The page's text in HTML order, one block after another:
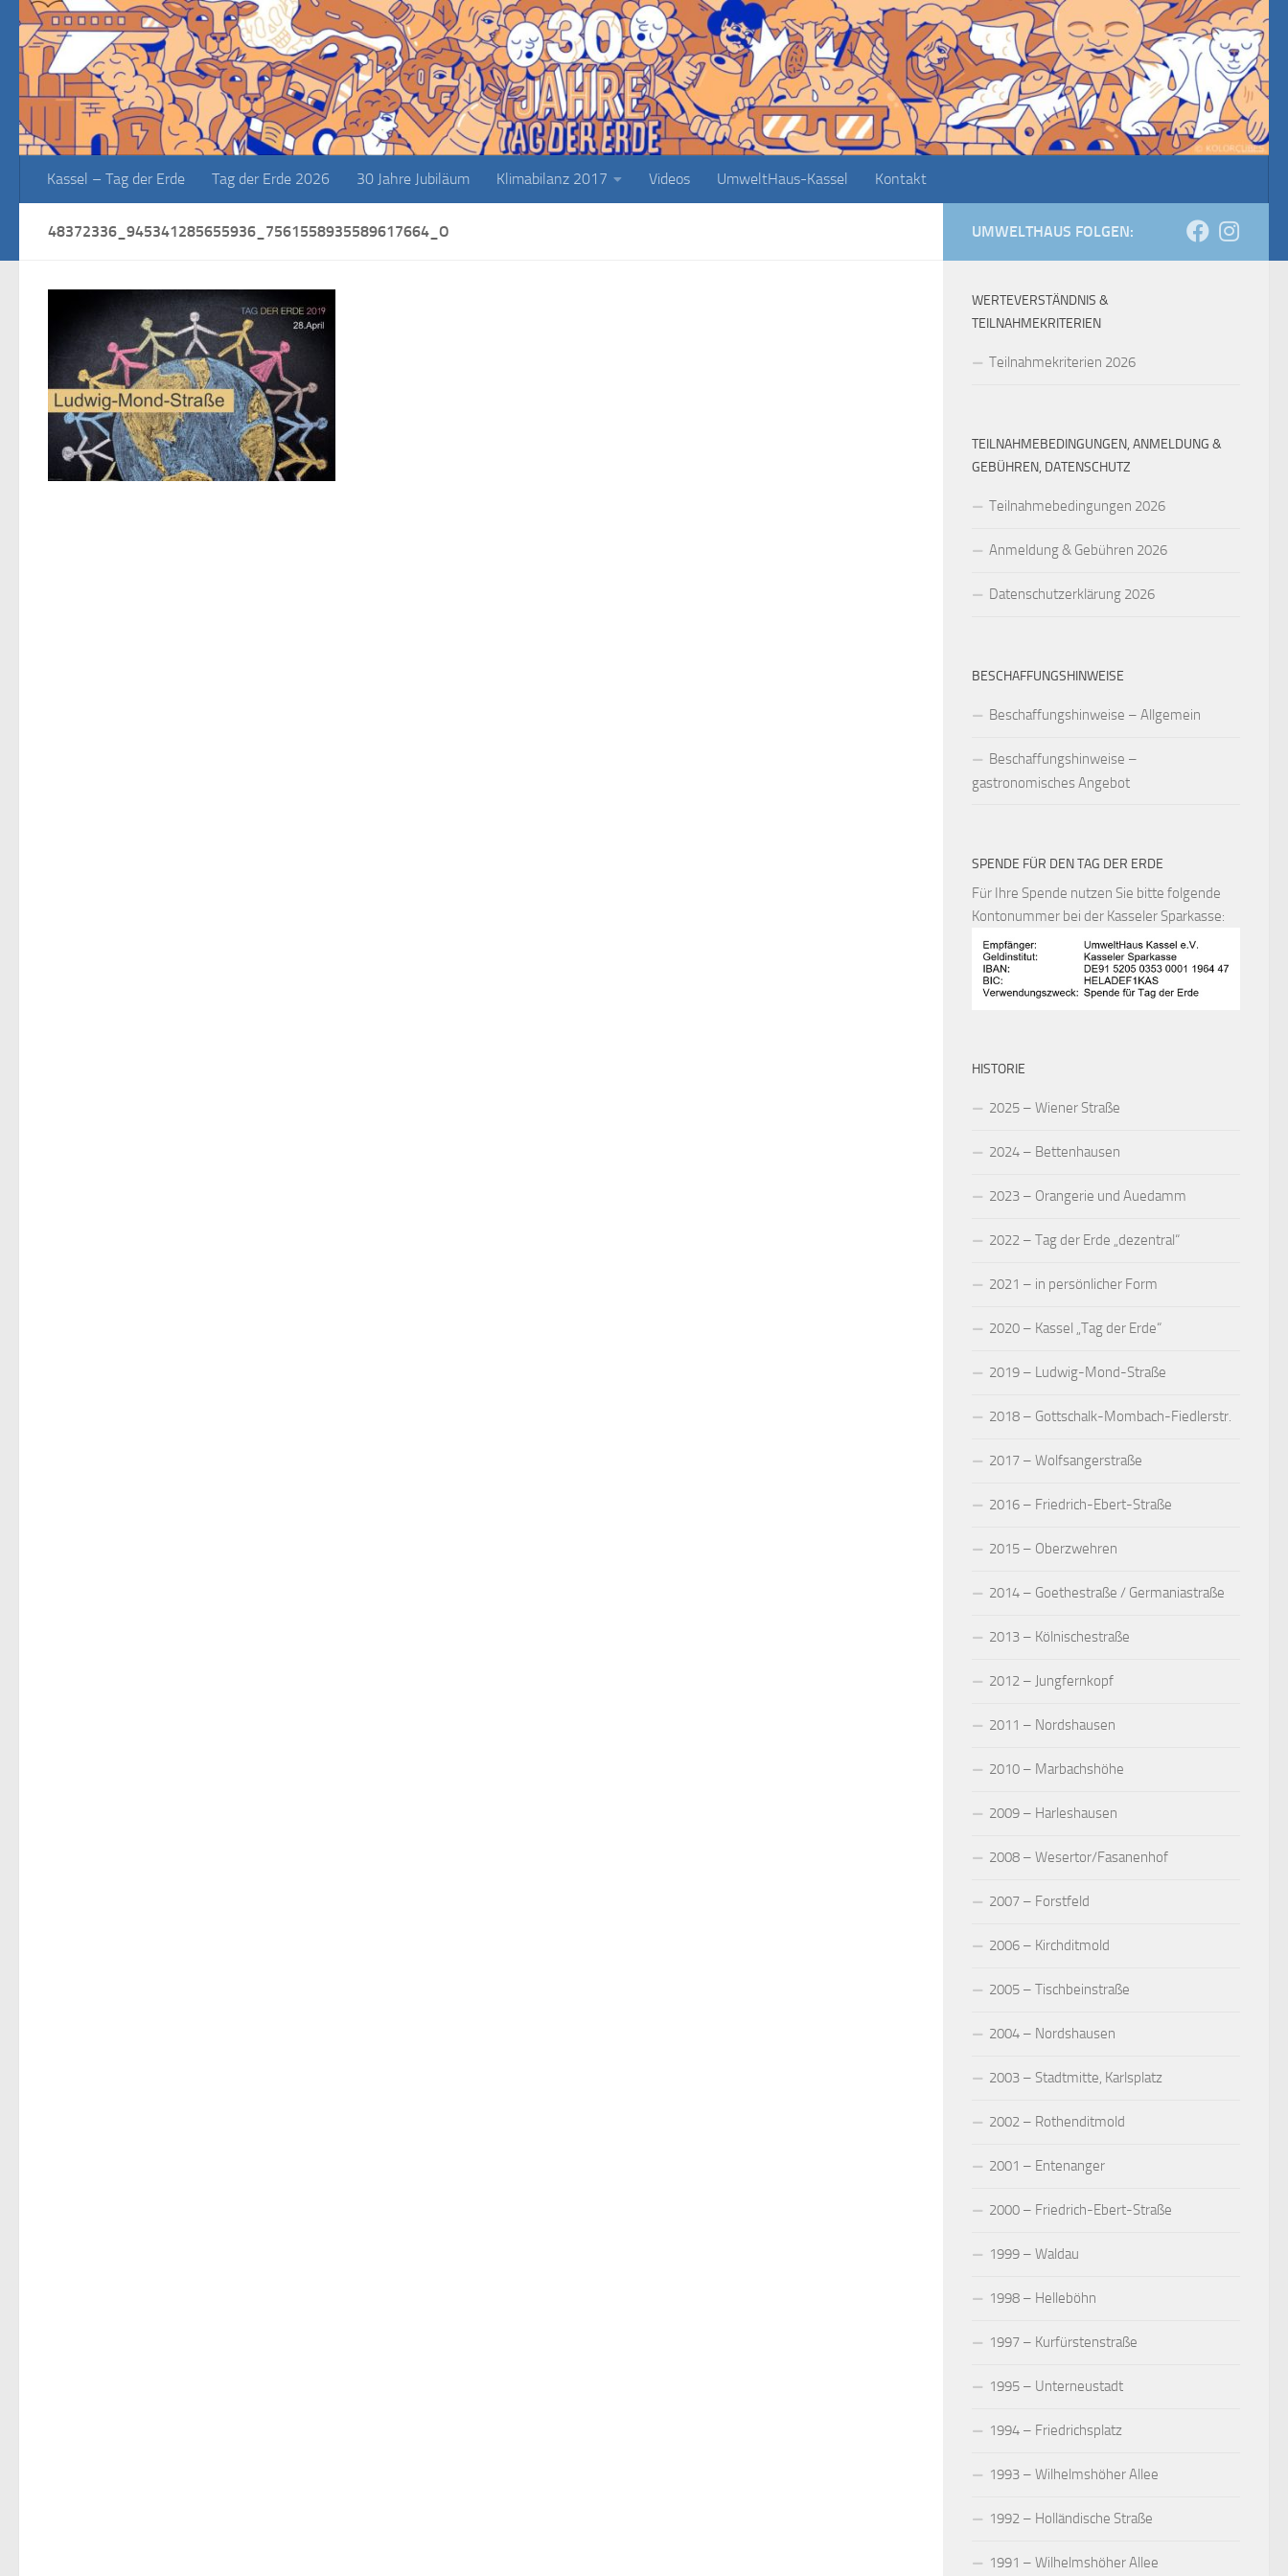
Zum Inhalt springen
Kassel – Tag der Erde Tag der Erde 2026 30 Jahre Jubiläum Klimabilanz 2017 Videos UmweltHaus-Kassel Kontakt
48372336_945341285655936_7561558935589617664_O UMWELTHAUS FOLGEN:
WERTEVERSTÄNDNIS &
TEILNAHMEKRITERIEN
Teilnahmekriterien 2026
TEILNAHMEBEDINGUNGEN, ANMELDUNG &
GEBÜHREN, DATENSCHUTZ
Teilnahmebedingungen 2026
Anmeldung & Gebühren 2026
Datenschutzerklärung 2026
BESCHAFFUNGSHINWEISE
Beschaffungshinweise – Allgemein
Beschaffungshinweise –
gastronomisches Angebot
SPENDE FÜR DEN TAG DER ERDE
Für Ihre Spende nutzen Sie bitte folgende
Kontonummer bei der Kasseler Sparkasse:
HISTORIE
2025 – Wiener Straße
2024 – Bettenhausen
2023 – Orangerie und Auedamm
2022 – Tag der Erde „dezentral“
2021 – in persönlicher Form
2020 – Kassel „Tag der Erde“
2019 – Ludwig-Mond-Straße
2018 – Gottschalk-Mombach-Fiedlerstr.
2017 – Wolfsangerstraße
2016 – Friedrich-Ebert-Straße
2015 – Oberzwehren
2014 – Goethestraße / Germaniastraße
2013 – Kölnischestraße
2012 – Jungfernkopf
2011 – Nordshausen
2010 – Marbachshöhe
2009 – Harleshausen
2008 – Wesertor/Fasanenhof
2007 – Forstfeld
2006 – Kirchditmold
2005 – Tischbeinstraße
2004 – Nordshausen
2003 – Stadtmitte, Karlsplatz
2002 – Rothenditmold
2001 – Entenanger
2000 – Friedrich-Ebert-Straße
1999 – Waldau
1998 – Helleböhn
1997 – Kurfürstenstraße
1995 – Unterneustadt
1994 – Friedrichsplatz
1993 – Wilhelmshöher Allee
1992 – Holländische Straße
1991 – Wilhelmshöher Allee